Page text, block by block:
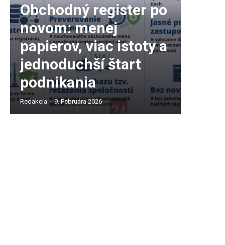
Obchodný register po
novom: menej
papierov, viac istoty a
jednoduchší štart
podnikania
Redakcia - 9. Februára 2026